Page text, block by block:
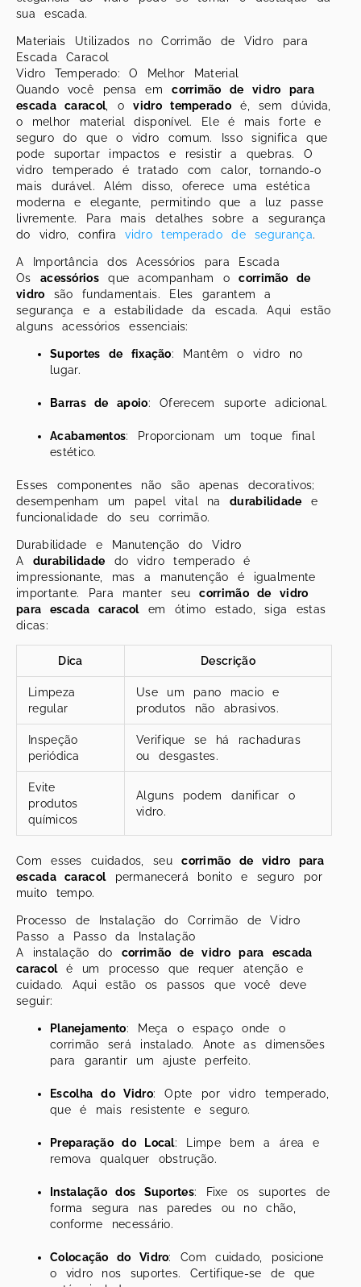
sua escada.
Materiais Utilizados no Corrimão de Vidro para
Escada Caracol
Vidro Temperado: O Melhor Material
Quando você pensa emcorrimão de vidro para
escada caracol, ovidro temperadoé, sem dúvida,
o melhor material disponível. Ele é mais forte e
seguro do que o vidro comum. Isso significa que
pode suportar impactos e resistir a quebras. O
vidro temperado é tratado com calor, tornando-o
mais durável. Além disso, oferece uma estética
moderna e elegante, permitindo que a luz passe
livremente. Para mais detalhes sobre a segurança
do vidro, confiravidro temperado de segurança.
A Importância dos Acessórios para Escada
Os acessóriosque acompanham ocorrimão de
vidro são fundamentais. Eles garantem a
segurança e a estabilidade da escada. Aqui estão
alguns acessórios essenciais:
Suportes de fixação: Mantêm o vidro no
lugar.
Barras de apoio: Oferecem suporte adicional.
Acabamentos: Proporcionam um toque final
estético.
Esses componentes não são apenas decorativos;
desempenham um papel vital nadurabilidade e
funcionalidade do seu corrimão.
Durabilidade e Manutenção do Vidro
A durabilidade do vidro temperado é
impressionante, mas a manutenção é igualmente
importante. Para manter seucorrimão de vidro
para escada caracolem ótimo estado, siga estas
dicas:
Dica Descrição
Limpeza
regular
Use um pano macio e
produtos não abrasivos.
Inspeção
periódica
Verifique se há rachaduras
ou desgastes.
Evite
produtos
químicos
Alguns podem danificar o
vidro.
Com esses cuidados, seucorrimão de vidro para
escada caracolpermanecerá bonito e seguro por
muito tempo.
Processo de Instalação do Corrimão de Vidro
Passo a Passo da Instalação
A instalação do corrimão de vidro para escada
caracolé um processo que requer atenção e
cuidado. Aqui estão os passos que você deve
seguir:
Planejamento: Meça o espaço onde o
corrimão será instalado. Anote as dimensões
para garantir um ajuste perfeito.
Escolha do Vidro: Opte por vidro temperado,
que é mais resistente e seguro.
Preparação do Local: Limpe bem a área e
remova qualquer obstrução.
Instalação dos Suportes: Fixe os suportes de
forma segura nas paredes ou no chão,
conforme necessário.
Colocação do Vidro: Com cuidado, posicione
o vidro nos suportes. Certifique-se de que